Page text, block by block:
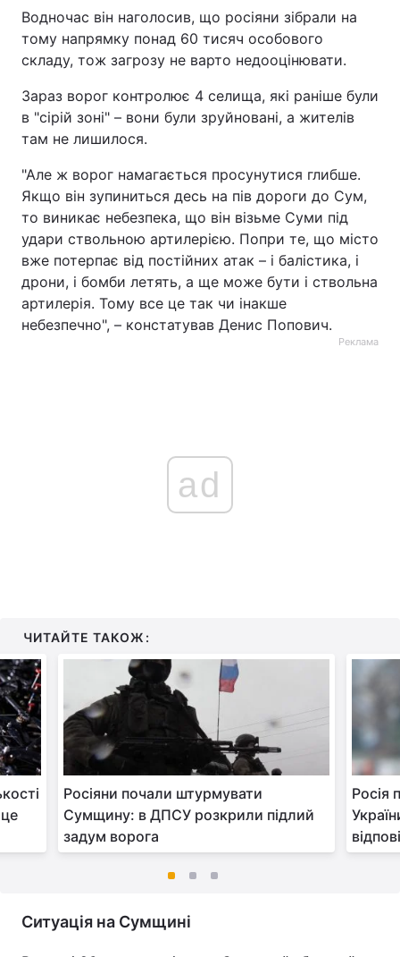
Водночас він наголосив, що росіяни зібрали на
тому напрямку понад 60 тисяч особового
складу, тож загрозу не варто недооцінювати.
Зараз ворог контролює 4 селища, які раніше були
в "сірій зоні" – вони були зруйновані, а жителів
там не лишилося.
"Але ж ворог намагається просунутися глибше.
Якщо він зупиниться десь на пів дороги до Сум,
то виникає небезпека, що він візьме Суми під
удари ствольною артилерією. Попри те, що місто
вже потерпає від постійних атак – і балістика, і
дрони, і бомби летять, а ще може бути і ствольна
артилерія. Тому все це так чи інакше
небезпечно", – констатував Денис Попович.
Реклама
ad
ЧИТАЙТЕ ТАКОЖ:
Росіяни почали штурмувати
Сумщину: в ДПСУ розкрили підлий
задум ворога
Росія
Ситуація на Сумщині